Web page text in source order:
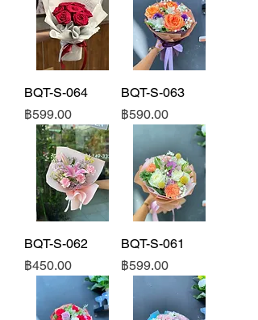
BQT-S-064
ราคา
฿599.00
BQT-S-063
ราคา
฿590.00
BQT-S-062
ราคา
฿450.00
BQT-S-061
ราคา
฿599.00